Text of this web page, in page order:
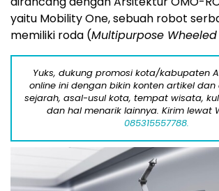
yaitu Mobility One, sebuah robot
memiliki roda (Multipurpose
Yuks, dukung promosi kota/kabupaten
online ini dengan bikin konten artikel
sejarah, asal-usul kota, tempat wisata,
dan hal menarik lainnya. Kirim lewat
085315557788.